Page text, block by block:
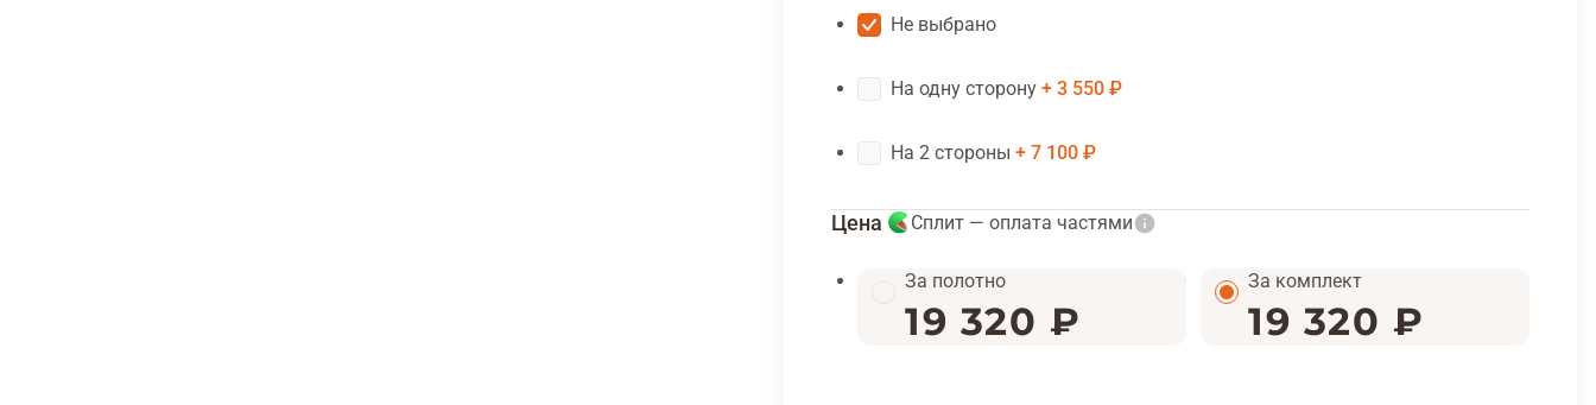
Не выбрано
На одну сторону 3 550 ₽
На 2 стороны 7 100 ₽
Цена Сплит — оплата частями
За полотно
19 320 ₽
За комплект
19 320 ₽